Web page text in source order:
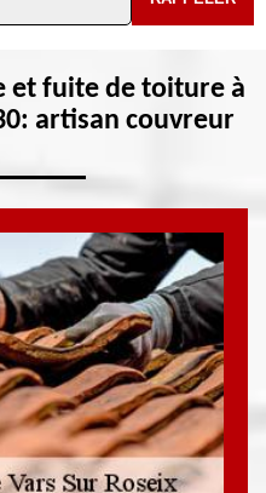
et fuite de toiture à
artisan couvreur